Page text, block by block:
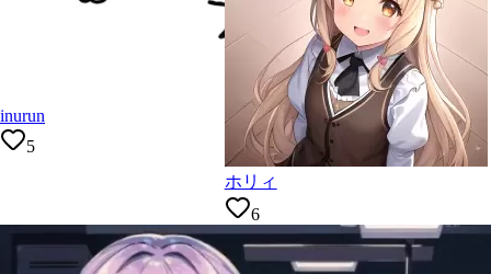
inurun
5
ホリィ
6